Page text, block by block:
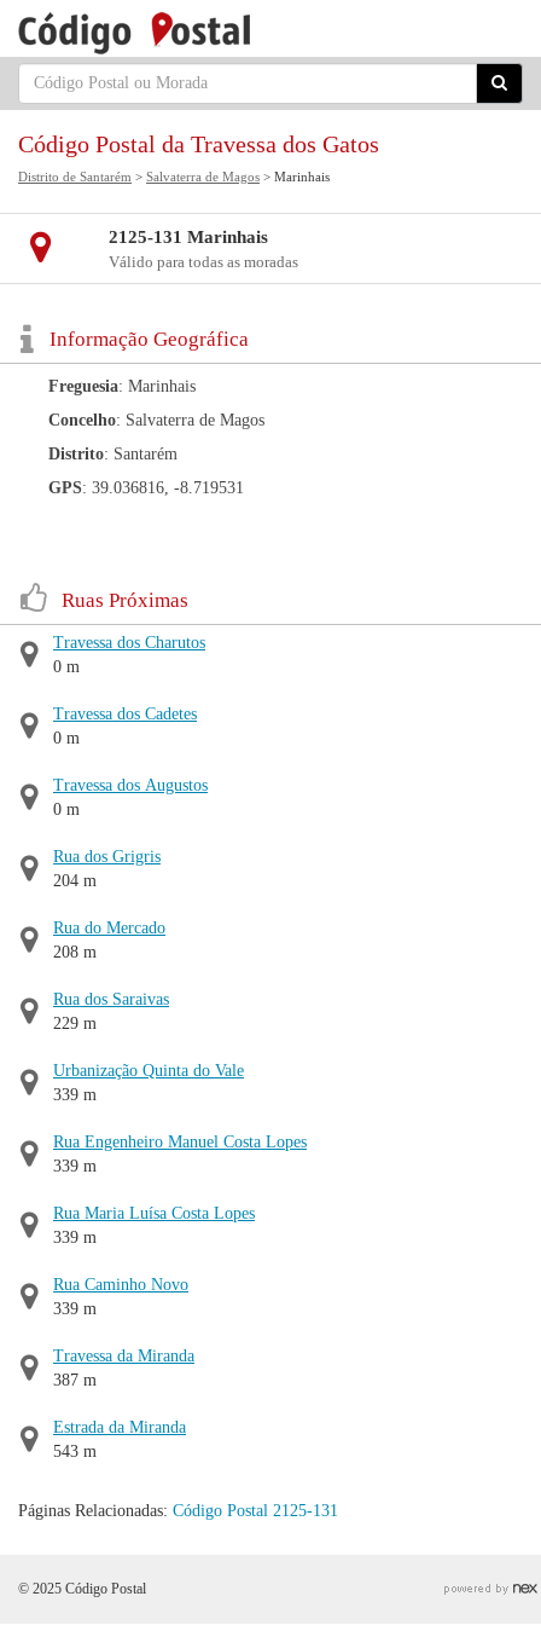
Código Postal da Travessa dos Gatos
Distrito de Santarém > Salvaterra de Magos > Marinhais
2125-131 Marinhais
Válido para todas as moradas
Informação Geográfica
Freguesia: Marinhais
Concelho: Salvaterra de Magos
Distrito: Santarém
GPS: 39.036816, -8.719531
Ruas Próximas
Travessa dos Charutos
0 m
Travessa dos Cadetes
0 m
Travessa dos Augustos
0 m
Rua dos Grigris
204 m
Rua do Mercado
208 m
Rua dos Saraivas
229 m
Urbanização Quinta do Vale
339 m
Rua Engenheiro Manuel Costa Lopes
339 m
Rua Maria Luísa Costa Lopes
339 m
Rua Caminho Novo
339 m
Travessa da Miranda
387 m
Estrada da Miranda
543 m
Páginas Relacionadas: Código Postal 2125-131
© 2025 Código Postal